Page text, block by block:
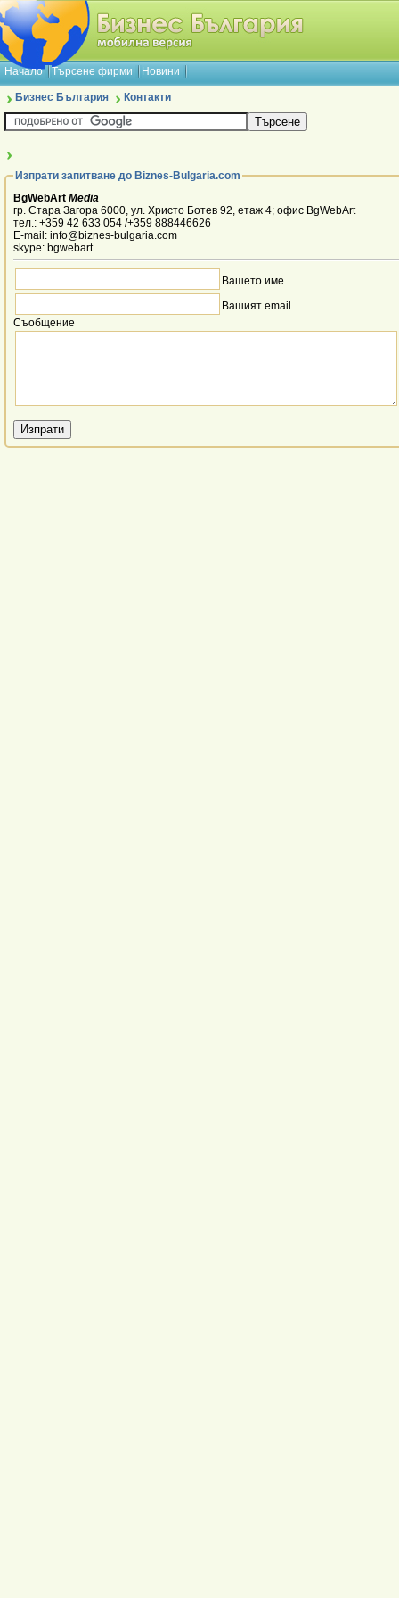
Начало Търсене фирми Новини
Бизнес България Контакти
Изпрати запитване до Biznes-Bulgaria.com
BgWebArt Media
гр. Стара Загора 6000, ул. Христо Ботев 92, етаж 4; офис BgWebArt
тел.: +359 42 633 054 /+359 888446626
E-mail: info@biznes-bulgaria.com
skype: bgwebart
Вашето име
Вашият email
Съобщение